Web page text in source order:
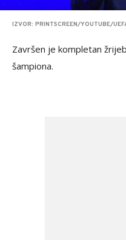
IZVOR: PRINTSCREEN/YOUTUBE/
Završen je kompletan
šampiona.